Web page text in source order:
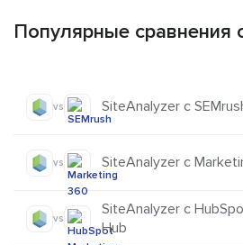
Популярные сравнения
vs SiteAnalyzer с
vs SiteAnalyzer с
vs
SiteAnalyzer с
Hub